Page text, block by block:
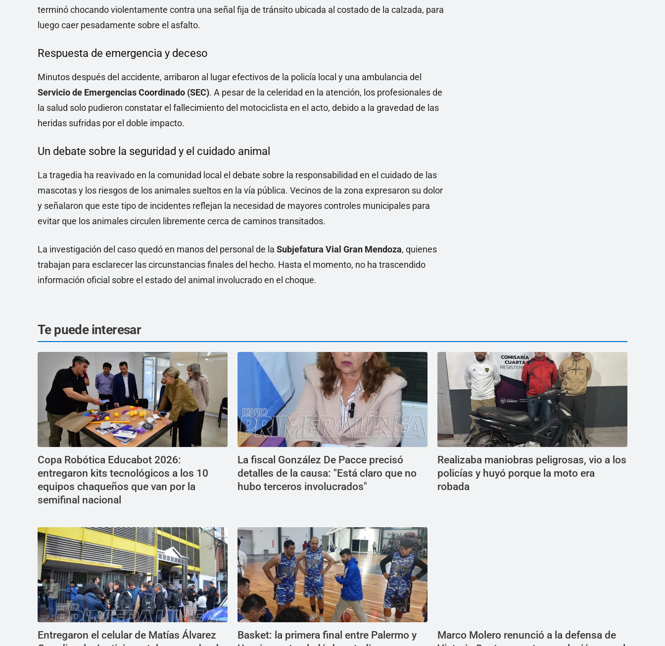
terminó chocando violentamente contra una señal fija de tránsito ubicada al costado de la calzada, para
luego caer pesadamente sobre el asfalto.
Respuesta de emergencia y deceso
Minutos después del accidente, arribaron al lugar efectivos de la policía local y una ambulancia del
Servicio de Emergencias Coordinado (SEC). A pesar de la celeridad en la atención, los profesionales de
la salud solo pudieron constatar el fallecimiento del motociclista en el acto, debido a la gravedad de las
heridas sufridas por el doble impacto.
Un debate sobre la seguridad y el cuidado animal
La tragedia ha reavivado en la comunidad local el debate sobre la responsabilidad en el cuidado de las
mascotas y los riesgos de los animales sueltos en la vía pública. Vecinos de la zona expresaron su dolor
y señalaron que este tipo de incidentes reflejan la necesidad de mayores controles municipales para
evitar que los animales circulen libremente cerca de caminos transitados.
La investigación del caso quedó en manos del personal de la Subjefatura Vial Gran Mendoza, quienes
trabajan para esclarecer las circunstancias finales del hecho. Hasta el momento, no ha trascendido
información oficial sobre el estado del animal involucrado en el choque.
Te puede interesar
Copa Robótica Educabot 2026:
entregaron kits tecnológicos a los 10
equipos chaqueños que van por la
semifinal nacional
La fiscal González De Pacce precisó
detalles de la causa: "Está claro que no
hubo terceros involucrados"
Realizaba maniobras peligrosas, vio a los
policías y huyó porque la moto era
robada
Entregaron el celular de Matías Álvarez
Basket: la primera final entre Palermo y
Marco Molero renunció a la defensa de